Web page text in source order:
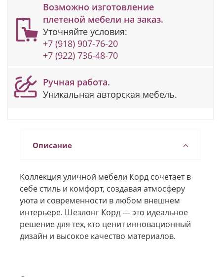
Возможно изготовление
плетеной мебели на заказ.
Уточняйте условия:
+7 (918) 907-76-20
+7 (922) 736-48-70
Ручная работа.
Уникальная авторская мебель.
Описание
Коллекция уличной мебели Корд сочетает в
себе стиль и комфорт, создавая атмосферу
уюта и современности в любом внешнем
интерьере. Шезлонг Корд — это идеальное
решение для тех, кто ценит инновационный
дизайн и высокое качество материалов.